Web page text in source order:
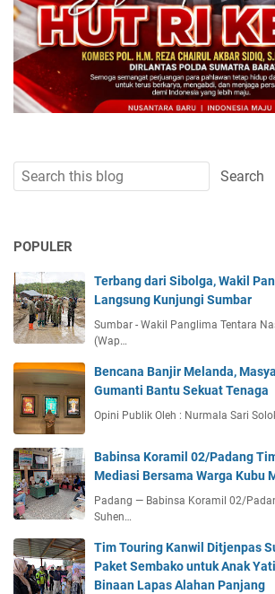
POPULER
Terbang dari Sibolga, Wakil
Langsung Kunjungi Sumbar
Sumbar - Wakil Panglima Tentara
(Wap…
Bencana Banjir Melanda,
Gumanti Bantu Sekuat Tenaga
Opini Publik Oleh : Nurmala Sari
Babinsa Koramil 02/Padang
Mediasi Bersama Warga Kubu
Padang — Babinsa Koramil 02/
Suhen…
Tim Touring Kanwil Ditjenpas
Paket Sembako untuk Anak
Binaan Lapas Alahan Panjang